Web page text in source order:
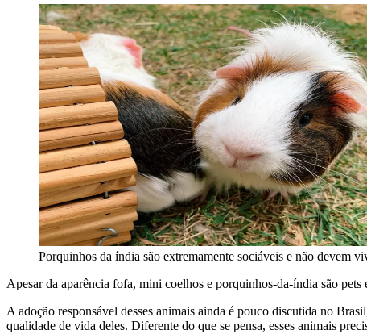
Porquinhos da índia são extremamente sociáveis e não devem
Apesar da aparência fofa, mini coelhos e porquinhos-da-índia são
A adoção responsável desses animais ainda é pouco discutida no
qualidade de vida deles. Diferente do que se pensa, esses animais